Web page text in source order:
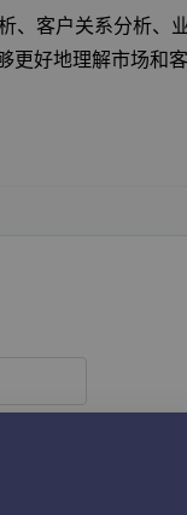
、客户关系分析、
更好地理解市场和